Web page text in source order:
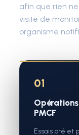
afin que rien
visite de
organisme
01
PMCF
Essais pré et